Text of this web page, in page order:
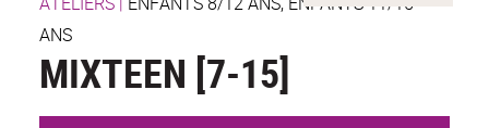
ANS
MIXTEEN [7-15]